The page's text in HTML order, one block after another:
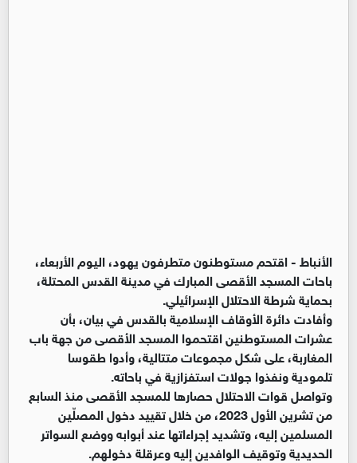
الأنباط -اقتحم مستوطنون متطرفون يهود، اليوم الأربعاء،
باحات المسجد الأقصى المبارك في مدينة القدس المحتلة،
بحماية شرطة الاحتلال الإسرائيلي.
وأفادت دائرة الأوقاف الإسلامية بالقدس في بيان، بأن
عشرات المستوطنين اقتحموا المسجد الأقصى من جهة باب
المغاربة، على شكل مجموعات متتالية، وأدوا طقوسا
تلمودية ونفذوا جولات استفزازية في باحاته.
وتواصل قوات الاحتلال حصارها للمسجد الأقصى منذ السابع
من تشرين الأول 2023، من خلال تقييد دخول المصلّين
المسلمين إليه، وتشديد إجراءاتها عند أبوابه ووضع السواتر
الحديدية وتوقيف الوافدين إليه وعرقلة دخولهم.